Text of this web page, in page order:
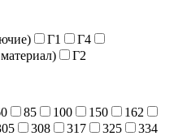
Г1
Г4
Г2
85 100 150
162
308 317 325
334